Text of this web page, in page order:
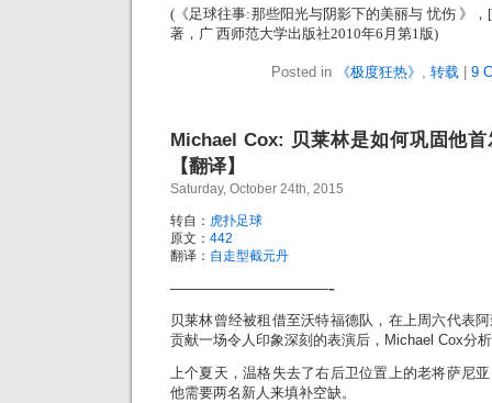
(《足球往事:那些阳光与阴影下的美丽与 忧伤 》
著，广 西师范大学出版社2010年6月第1版)
Posted in 《极度狂热》 , 转载| 9
Michael Cox: 贝莱林是如何巩固他
【翻译】
Saturday, October 24th, 2015
转自： 虎扑足球
原文： 442
翻译： 自走型截元丹
————————-
贝莱林曾经被租借至沃特福德队，在上周六代表
贡献一场令人印象深刻的表演后，Michael Cox分
上个夏天，温格失去了右后卫位置上的老将萨尼
他需要两名新人来填补空缺。